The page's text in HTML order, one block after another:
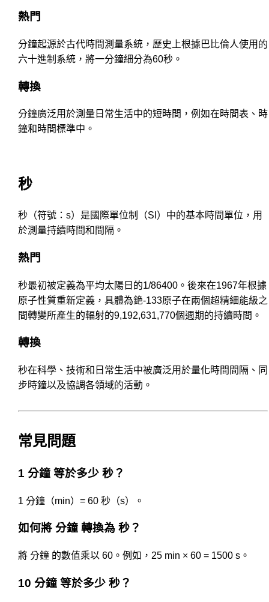
熱門
分鐘起源於古代時間測量系統，歷史上根據巴比倫人使用的
六十進制系統，將一分鐘細分為60秒。
轉換
分鐘廣泛用於測量日常生活中的短時間，例如在時間表、時
鐘和時間標準中。
秒
秒（符號：s）是國際單位制（SI）中的基本時間單位，用
於測量持續時間和間隔。
熱門
秒最初被定義為平均太陽日的1/86400。後來在1967年根據
原子性質重新定義，具體為銫-133原子在兩個超精細能級之
間轉變所產生的輻射的9,192,631,770個週期的持續時間。
轉換
秒在科學、技術和日常生活中被廣泛用於量化時間間隔、同
步時鐘以及協調各領域的活動。
常見問題
1 分鐘 等於多少 秒？
1 分鐘（min）= 60 秒（s）。
如何將 分鐘 轉換為 秒？
將 分鐘 的數值乘以 60。例如，25 min × 60 = 1500 s。
10 分鐘 等於多少 秒？